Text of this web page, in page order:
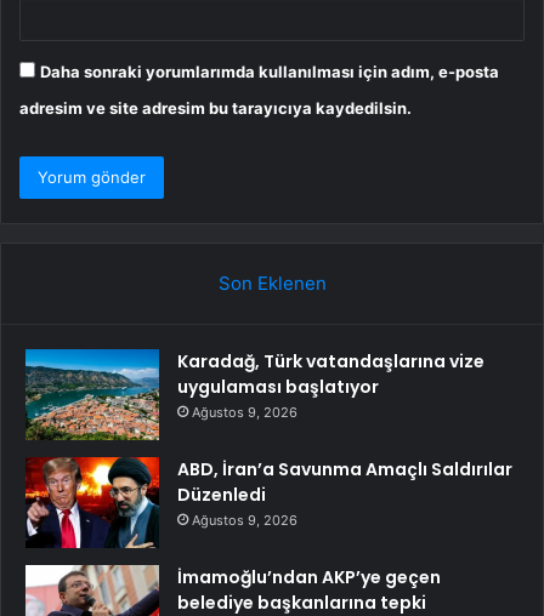
Daha sonraki yorumlarımda kullanılması için adım, e-posta
adresim ve site adresim bu tarayıcıya kaydedilsin.
Son Eklenen
Karadağ, Türk vatandaşlarına vize
uygulaması başlatıyor
Ağustos 9, 2026
ABD, İran’a Savunma Amaçlı Saldırılar
Düzenledi
Ağustos 9, 2026
İmamoğlu’ndan AKP’ye geçen
belediye başkanlarına tepki